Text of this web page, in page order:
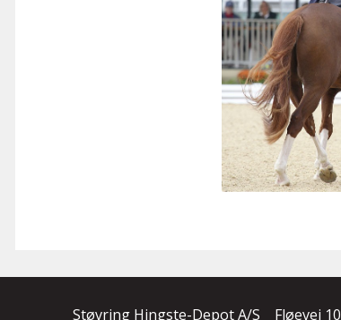
Støvring Hingste-Depot A/S Fløevej 10